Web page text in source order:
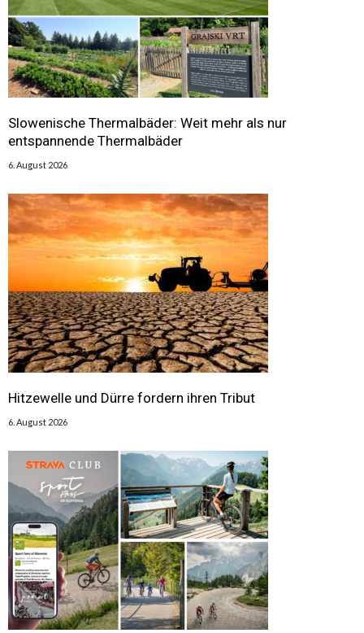
Slowenische Thermalbäder: Weit mehr als nur
entspannende Thermalbäder
6. August 2026
Hitzewelle und Dürre fordern ihren Tribut
6. August 2026